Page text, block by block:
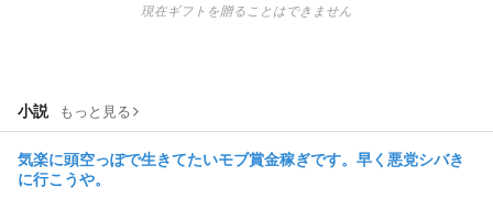
現在ギフトを贈ることはできません
小説 もっと見る
気楽に頭空っぽで生きてたいモブ賞金稼ぎです。早く悪党シバき
に行こうや。